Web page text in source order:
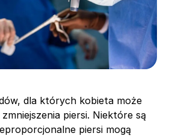
dla których kobieta może
piersi. Niektóre są
piersi mogą